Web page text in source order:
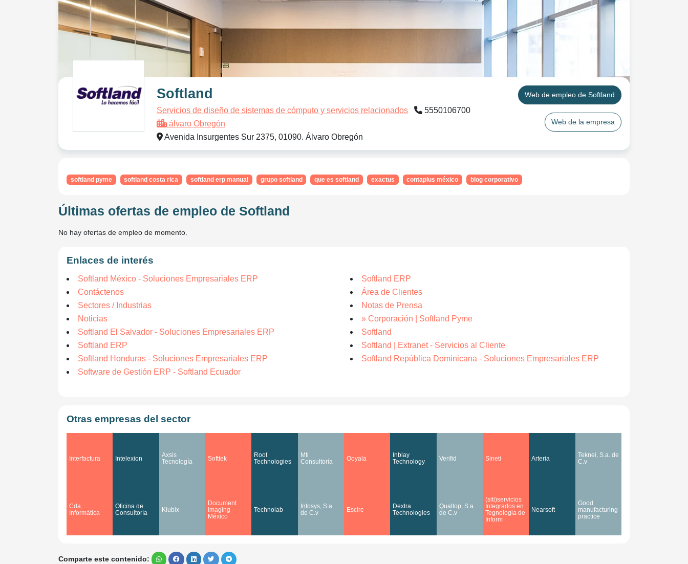
Softland
Servicios de diseño de sistemas de cómputo y servicios relacionados
5550106700
álvaro Obregón
Avenida Insurgentes Sur 2375, 01090. Álvaro Obregón
Web de empleo de Softland
Web de la empresa
softland pyme softland costa rica softland erp manual grupo softland que es softland exactus contaplus méxico blog corporativo
Últimas ofertas de empleo de Softland
No hay ofertas de empleo de momento.
Enlaces de interés
Softland México - Soluciones Empresariales ERP
Softland ERP
Contáctenos
Área de Clientes
Sectores / Industrias
Notas de Prensa
Noticias
» Corporación | Softland Pyme
Softland El Salvador - Soluciones Empresariales ERP
Softland
Softland ERP
Softland | Extranet - Servicios al Cliente
Softland Honduras - Soluciones Empresariales ERP
Softland República Dominicana - Soluciones Empresariales ERP
Software de Gestión ERP - Softland Ecuador
Otras empresas del sector
Interfactura Intelexion
Axsis
Tecnología
Softtek
Root
Technologies
Mti
Consultoría
Ooyala
Inblay
Technology
Verifid Sineti Arteria
Teknei, S.a. de
C.v
Cda
Informática
Oficina de
Consultoría
Kiubix
Document
Imaging
México
Technolab
Intosys, S.a.
de C.v
Escire
Dextra
Technologies
Qualtop, S.a.
de C.v
(siti)servicios
Integrados en
Tegnologia de
Inform
Nearsoft
Good
manufacturing
practice
Comparte este contenido: